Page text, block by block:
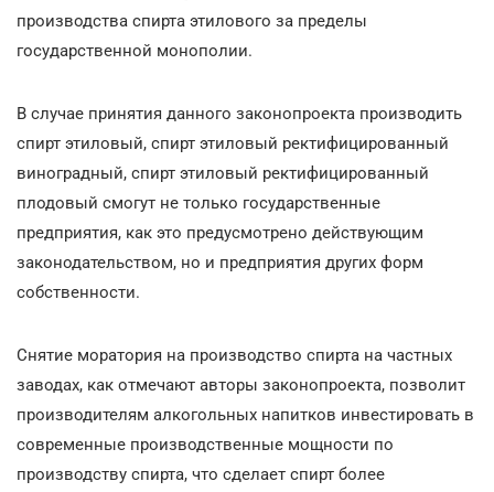
производства спирта этилового за пределы
государственной монополии.
В случае принятия данного законопроекта производить
спирт этиловый, спирт этиловый ректифицированный
виноградный, спирт этиловый ректифицированный
плодовый смогут не только государственные
предприятия, как это предусмотрено действующим
законодательством, но и предприятия других форм
собственности.
Снятие моратория на производство спирта на частных
заводах, как отмечают авторы законопроекта, позволит
производителям алкогольных напитков инвестировать в
современные производственные мощности по
производству спирта, что сделает спирт более